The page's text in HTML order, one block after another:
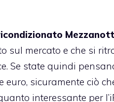
sul mercato e che si
Se state quindi
sicuramente ciò
interessante per